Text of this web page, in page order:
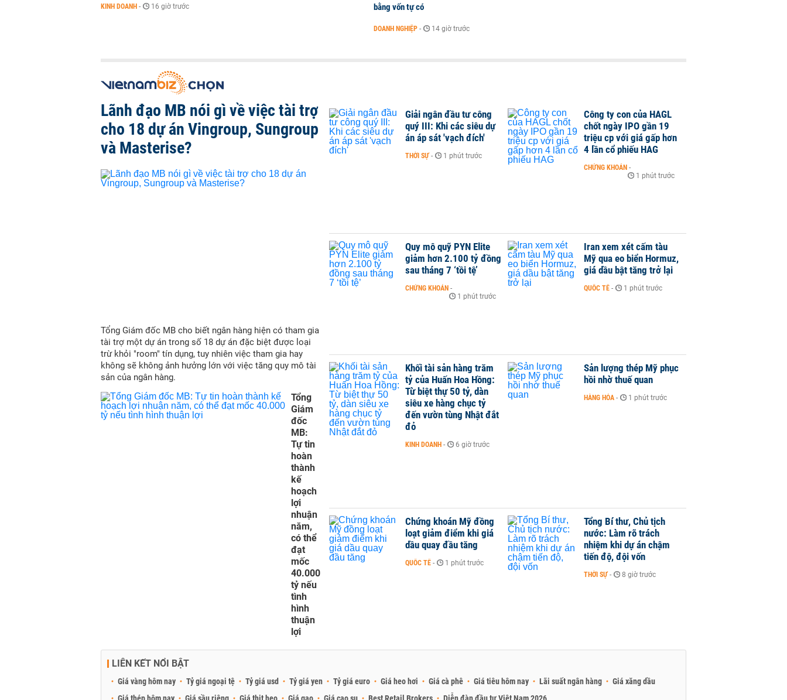
KINH DOANH - 16 giờ trước
bằng vốn tự có
DOANH NGHIỆP - 14 giờ trước
Lãnh đạo MB nói gì về việc tài trợ
cho 18 dự án Vingroup, Sungroup
và Masterise?
Tổng Giám đốc MB cho biết ngân hàng hiện có tham gia
tài trợ một dự án trong số 18 dự án đặc biệt được loại
trừ khỏi "room" tín dụng, tuy nhiên việc tham gia hay
không sẽ không ảnh hưởng lớn với việc tăng quy mô tài
sản của ngân hàng.
Tổng
Giám
đốc
MB:
Tự tin
hoàn
thành
kế
hoạch
lợi
nhuận
năm,
có thể
đạt
mốc
40.000
tỷ nếu
tình
hình
thuận
lợi
Giải ngân đầu tư công
quý III: Khi các siêu dự
án áp sát 'vạch đích'
THỜI SỰ - 1 phút trước
Công ty con của HAGL
chốt ngày IPO gần 19
triệu cp với giá gấp hơn
4 lần cổ phiếu HAG
CHỨNG KHOÁN -
1 phút trước
Quy mô quỹ PYN Elite
giảm hơn 2.100 tỷ đồng
sau tháng 7 ‘tồi tệ’
CHỨNG KHOÁN -
1 phút trước
Iran xem xét cấm tàu
Mỹ qua eo biển Hormuz,
giá dầu bật tăng trở lại
QUỐC TẾ - 1 phút trước
Khối tài sản hàng trăm
tỷ của Huấn Hoa Hồng:
Từ biệt thự 50 tỷ, dàn
siêu xe hàng chục tỷ
đến vườn tùng Nhật đắt
đỏ
KINH DOANH - 6 giờ trước
Sản lượng thép Mỹ phục
hồi nhờ thuế quan
HÀNG HÓA - 1 phút trước
Chứng khoán Mỹ đồng
loạt giảm điểm khi giá
dầu quay đầu tăng
QUỐC TẾ - 1 phút trước
Tổng Bí thư, Chủ tịch
nước: Làm rõ trách
nhiệm khi dự án chậm
tiến độ, đội vốn
THỜI SỰ - 8 giờ trước
LIÊN KẾT NỔI BẬT
Giá vàng hôm nay Tỷ giá ngoại tệ Tỷ giá usd Tỷ giá yen Tỷ giá euro Giá heo hơi Giá cà phê Giá tiêu hôm nay Lãi suất ngân hàng
Giá xăng dầu